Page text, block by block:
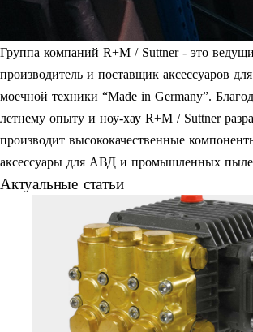
Группа компаний R+M / Suttner - это
производитель и поставщик аксессуаров
моечной техники “Made in Germany”.
летнему опыту и ноу-хау R+M / Suttner
производит высококачественные
аксессуары для АВД и промышленных
Актуальные статьи